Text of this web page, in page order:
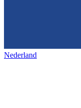
Nederland